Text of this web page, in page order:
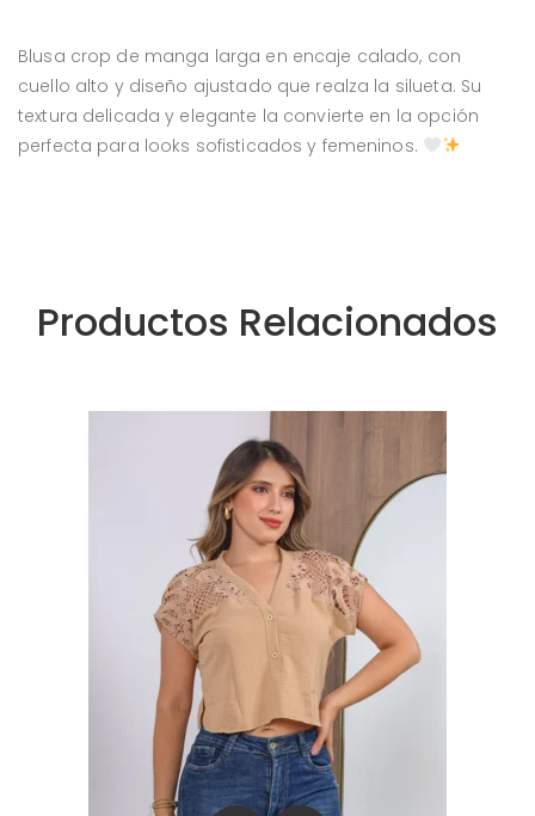
Blusa crop de manga larga en encaje calado, con
cuello alto y diseño ajustado que realza la silueta. Su
textura delicada y elegante la convierte en la opción
perfecta para looks sofisticados y femeninos.
Productos Relacionados